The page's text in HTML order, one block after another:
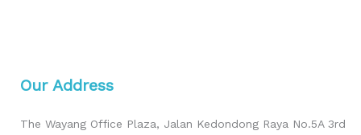
Our Address
The Wayang Office Plaza, Jalan Kedondong Raya No.5A 3rd